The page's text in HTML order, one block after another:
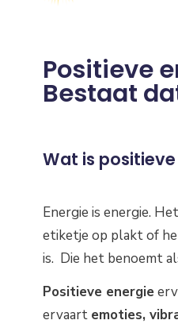
Positieve
Bestaat
Wat is
Energie is energie.
etiketje op plakt of
is. Die het benoemt als
Positieve energie
ervaart emoties,